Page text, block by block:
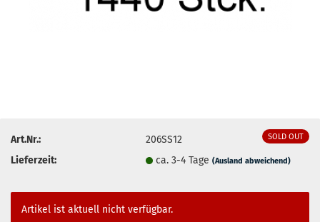
SOLD OUT
Art.Nr.:
206SS12
Lieferzeit:
ca. 3-4 Tage(Ausland abweichend)
Artikel ist aktuell nicht verfügbar.